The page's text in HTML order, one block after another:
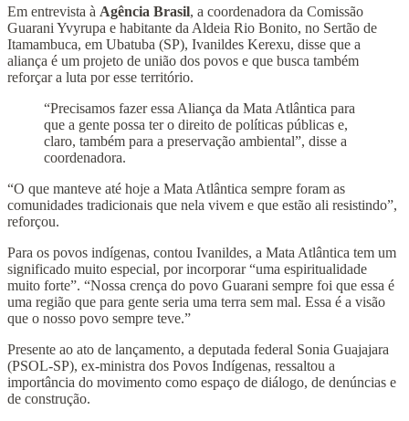
Em entrevista à Agência Brasil, a coordenadora da Comissão
Guarani Yvyrupa e habitante da Aldeia Rio Bonito, no Sertão de
Itamambuca, em Ubatuba (SP), Ivanildes Kerexu, disse que a
aliança é um projeto de união dos povos e que busca também
reforçar a luta por esse território.
“Precisamos fazer essa Aliança da Mata Atlântica para
que a gente possa ter o direito de políticas públicas e,
claro, também para a preservação ambiental”, disse a
coordenadora.
“O que manteve até hoje a Mata Atlântica sempre foram as
comunidades tradicionais que nela vivem e que estão ali resistindo”,
reforçou.
Para os povos indígenas, contou Ivanildes, a Mata Atlântica tem um
significado muito especial, por incorporar “uma espiritualidade
muito forte”. “Nossa crença do povo Guarani sempre foi que essa é
uma região que para gente seria uma terra sem mal. Essa é a visão
que o nosso povo sempre teve.”
Presente ao ato de lançamento, a deputada federal Sonia Guajajara
(PSOL-SP), ex-ministra dos Povos Indígenas, ressaltou a
importância do movimento como espaço de diálogo, de denúncias e
de construção.